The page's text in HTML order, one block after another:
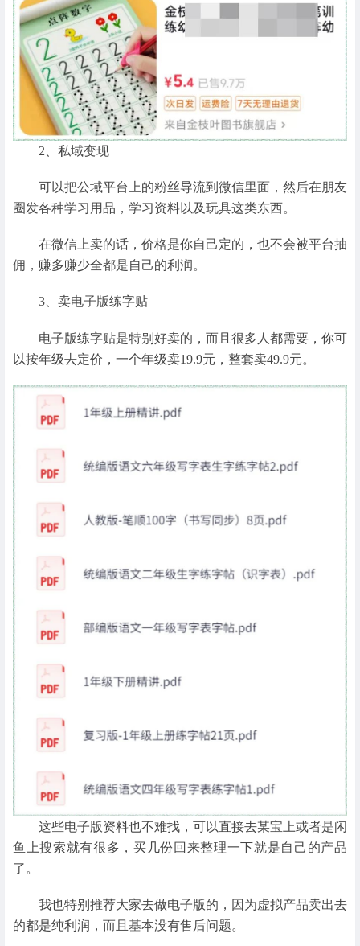
2、私域变现
可以把公域平台上的粉丝导流到微信里面，然后在朋友
圈发各种学习用品，学习资料以及玩具这类东西。
在微信上卖的话，价格是你自己定的，也不会被平台抽
佣，赚多赚少全都是自己的利润。
3、卖电子版练字贴
电子版练字贴是特别好卖的，而且很多人都需要，你可
以按年级去定价，一个年级卖19.9元，整套卖49.9元。
这些电子版资料也不难找，可以直接去某宝上或者是闲
鱼上搜索就有很多，买几份回来整理一下就是自己的产品
了。
我也特别推荐大家去做电子版的，因为虚拟产品卖出去
的都是纯利润，而且基本没有售后问题。